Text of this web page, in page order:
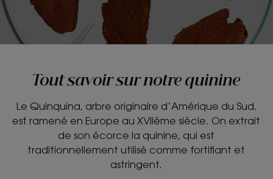
Tout savoir sur notre quinine
Le Quinquina, arbre originaire d’Amérique du Sud,
est ramené en Europe au XVIIème siècle. On extrait
de son écorce la quinine, qui est
traditionnellement utilisé comme fortifiant et
astringent.